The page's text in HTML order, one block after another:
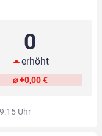
0
erhöht
⌀ +0,00 €
Uhr